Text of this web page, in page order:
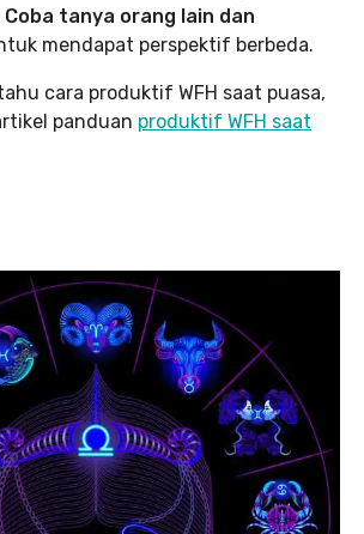
Coba tanya orang lain dan
mendapat perspektif berbeda.
cara produktif WFH saat puasa,
panduan produktif WFH saat